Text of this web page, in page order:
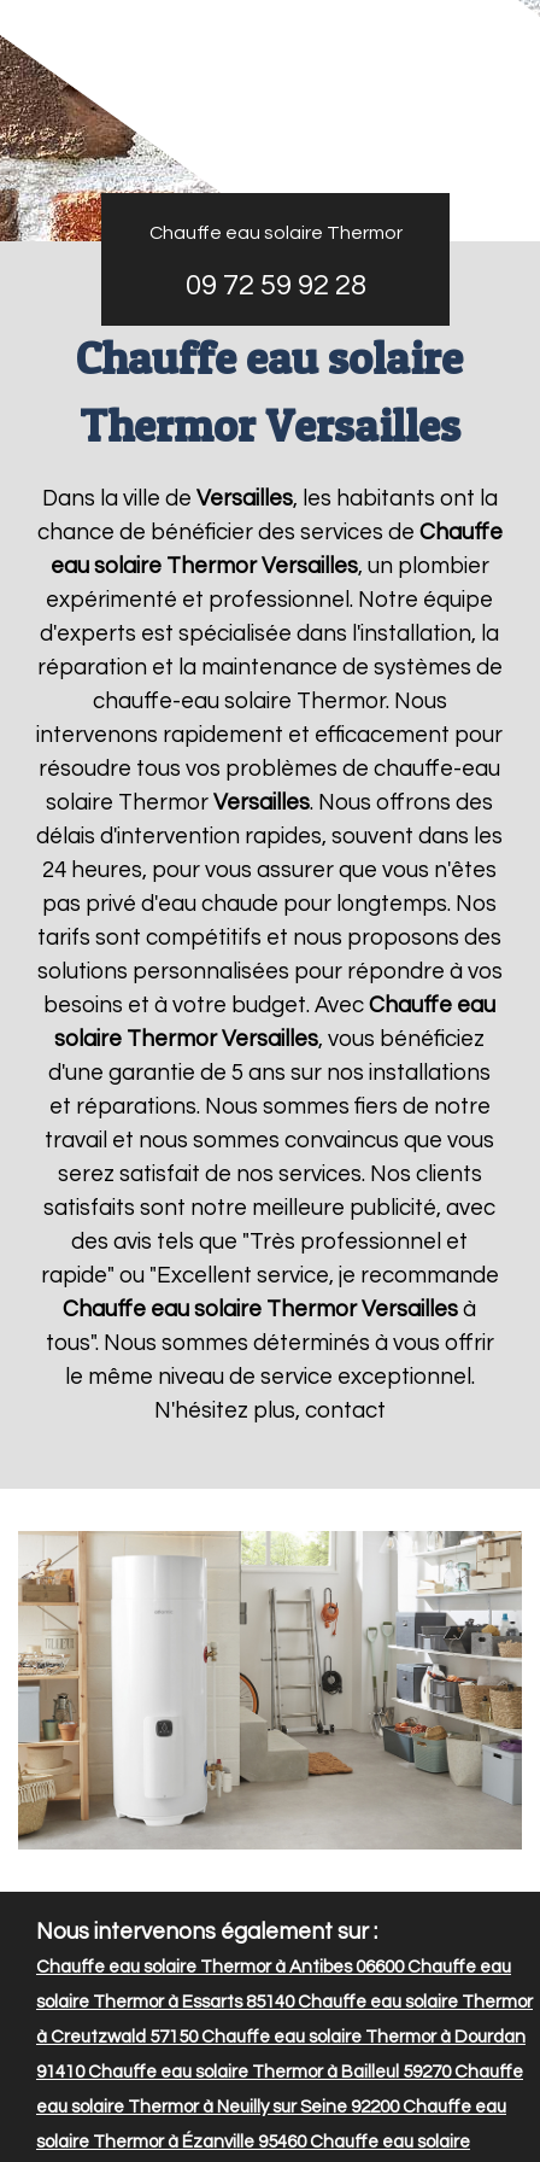
Chauffe eau solaire Thermor
09 72 59 92 28
Chauffe eau solaire
Thermor Versailles
Dans la ville de Versailles, les habitants ont la
chance de bénéficier des services de Chauffe
eau solaire Thermor Versailles, un plombier
expérimenté et professionnel. Notre équipe
d'experts est spécialisée dans l'installation, la
réparation et la maintenance de systèmes de
chauffe-eau solaire Thermor. Nous
intervenons rapidement et efficacement pour
résoudre tous vos problèmes de chauffe-eau
solaire ThermorVersailles. Nous offrons des
délais d'intervention rapides, souvent dans les
24 heures, pour vous assurer que vous n'êtes
pas privé d'eau chaude pour longtemps. Nos
tarifs sont compétitifs et nous proposons des
solutions personnalisées pour répondre à vos
besoins et à votre budget. AvecChauffe eau
solaire Thermor Versailles, vous bénéficiez
d'une garantie de 5 ans sur nos installations
et réparations. Nous sommes fiers de notre
travail et nous sommes convaincus que vous
serez satisfait de nos services. Nos clients
satisfaits sont notre meilleure publicité, avec
des avis tels que "Très professionnel et
rapide" ou "Excellent service, je recommande
Chauffe eau solaire Thermor Versailles à
tous". Nous sommes déterminés à vous offrir
le même niveau de service exceptionnel.
N'hésitez plus, contact
Nous intervenons également sur :
Chauffe eau solaire Thermor à Antibes 06600Chauffe eau
solaire Thermor à Essarts 85140Chauffe eau solaire Thermor
à Creutzwald 57150Chauffe eau solaire Thermor à Dourdan
91410Chauffe eau solaire Thermor à Bailleul 59270Chauffe
eau solaire Thermor à Neuilly sur Seine 92200Chauffe eau
solaire Thermor à Ézanville 95460Chauffe eau solaire